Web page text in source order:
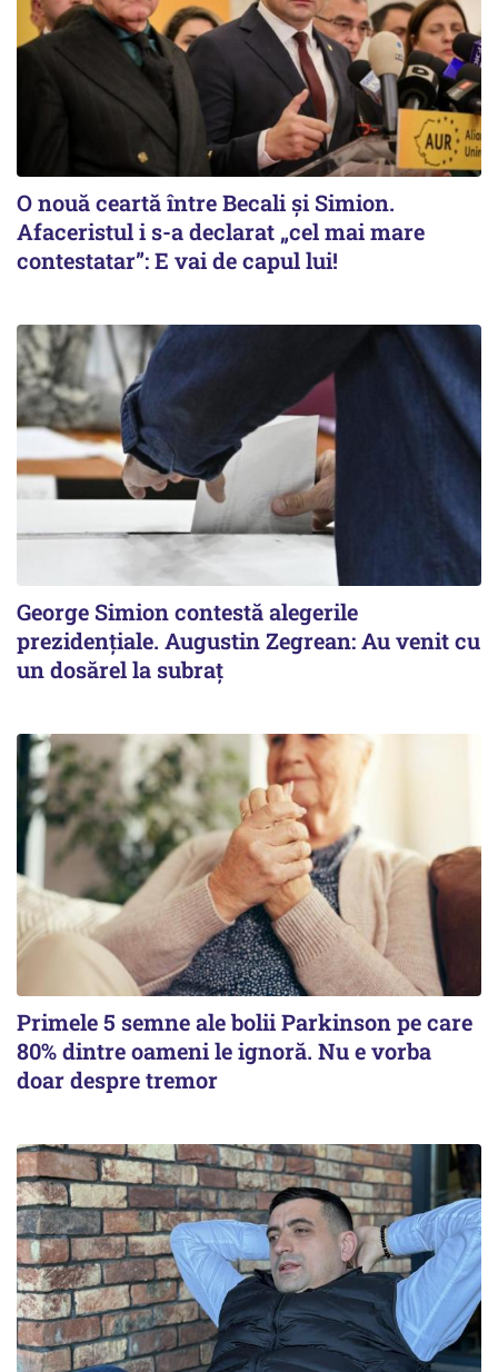
O nouă ceartă între Becali și Simion.
Afaceristul i s-a declarat „cel mai mare
contestatar”: E vai de capul lui!
George Simion contestă alegerile
prezidențiale. Augustin Zegrean: Au venit cu
un dosărel la subraț
Primele 5 semne ale bolii Parkinson pe care
80% dintre oameni le ignoră. Nu e vorba
doar despre tremor